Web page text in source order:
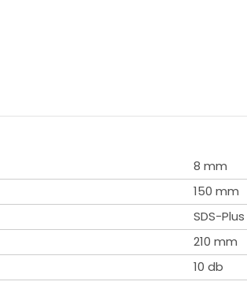
8 mm
150 mm
SDS-Plus
210 mm
10 db